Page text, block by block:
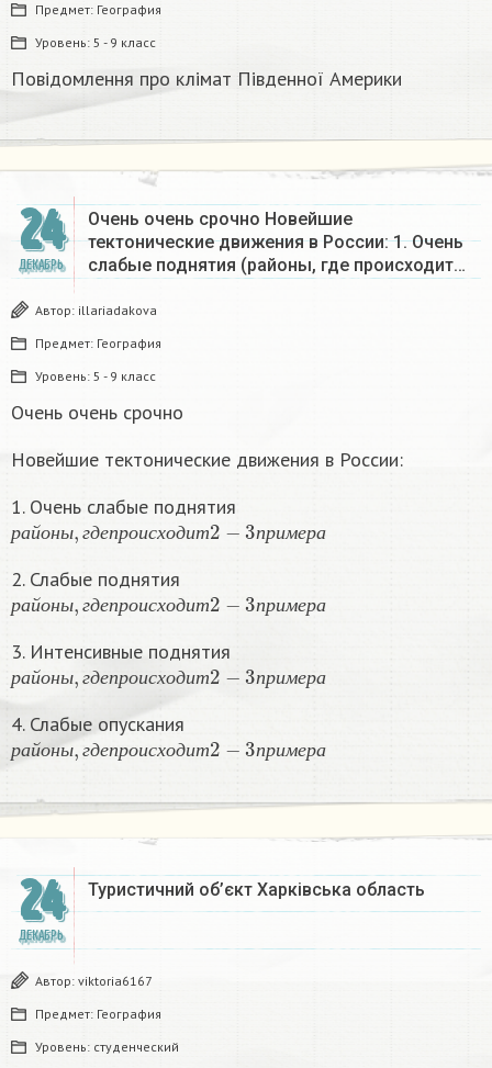
Предмет: География
Уровень: 5 - 9 класс
Повідомлення про клімат Південної Америки
24
ДЕКАБРЬ
Очень очень срочно Новейшие
тектонические движения в России: 1. Очень
слабые поднятия (районы, где происходит…
Автор: illariadakova
Предмет: География
Уровень: 5 - 9 класс
Очень очень срочно
Новейшие тектонические движения в России:
1. Очень слабые поднятия
р а й о н ы г депр о исх о д ит п р име р а
ра йоны,г депрои сходи т2− 3п
2. Слабые поднятия
р а й о н ы г депр о исх о д ит п р име р а
ра йоны,гдепрои схо т 3п
3. Интенсивные поднятия
р а й о н ы г депр о исх о д ит п р име р а
ра йо ны,гдепро исходит2 3п
4. Слабые опускания
р а й о н ы г депр о исх о д ит п р име р а
ра йоны,гдепроисхо т 3п
24
ДЕКАБРЬ
Туристичний об’єкт Харківська область
Автор: viktoria6167
Предмет: География
Уровень: студенческий